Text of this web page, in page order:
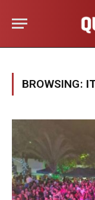
BROWSING: